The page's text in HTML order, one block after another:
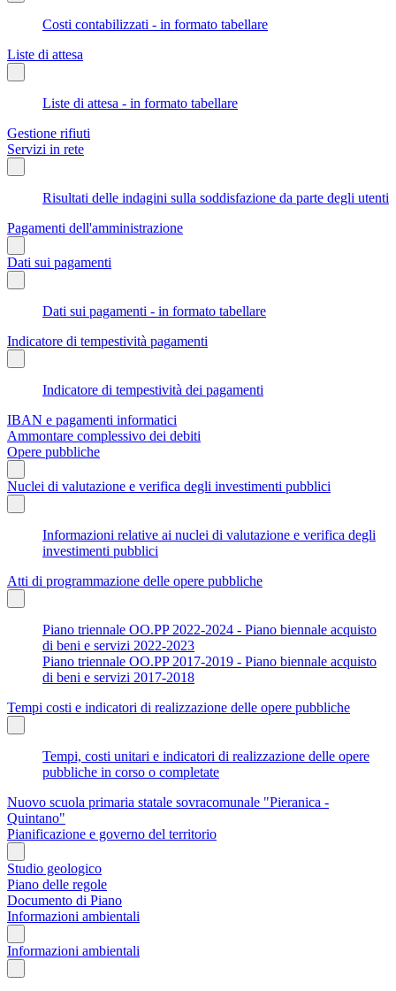
Costi contabilizzati - in formato tabellare
Liste di attesa
Liste di attesa - in formato tabellare
Gestione rifiuti
Servizi in rete
Risultati delle indagini sulla soddisfazione da parte degli utenti
Pagamenti dell'amministrazione
Dati sui pagamenti
Dati sui pagamenti - in formato tabellare
Indicatore di tempestività pagamenti
Indicatore di tempestività dei pagamenti
IBAN e pagamenti informatici
Ammontare complessivo dei debiti
Opere pubbliche
Nuclei di valutazione e verifica degli investimenti pubblici
Informazioni relative ai nuclei di valutazione e verifica degli
investimenti pubblici
Atti di programmazione delle opere pubbliche
Piano triennale OO.PP 2022-2024 - Piano biennale acquisto
di beni e servizi 2022-2023
Piano triennale OO.PP 2017-2019 - Piano biennale acquisto
di beni e servizi 2017-2018
Tempi costi e indicatori di realizzazione delle opere pubbliche
Tempi, costi unitari e indicatori di realizzazione delle opere
pubbliche in corso o completate
Nuovo scuola primaria statale sovracomunale "Pieranica -
Quintano"
Pianificazione e governo del territorio
Studio geologico
Piano delle regole
Documento di Piano
Informazioni ambientali
Informazioni ambientali